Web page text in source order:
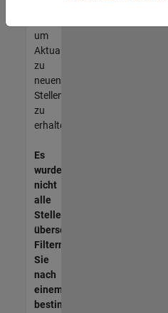
um
Aktualisierungen
zu
neuen
Stellenangeboten
zu
erhalten.
Es
wurden
nicht
alle
Stellen
übersetzt.
Filtern
Sie
nach
einem
bestimmten